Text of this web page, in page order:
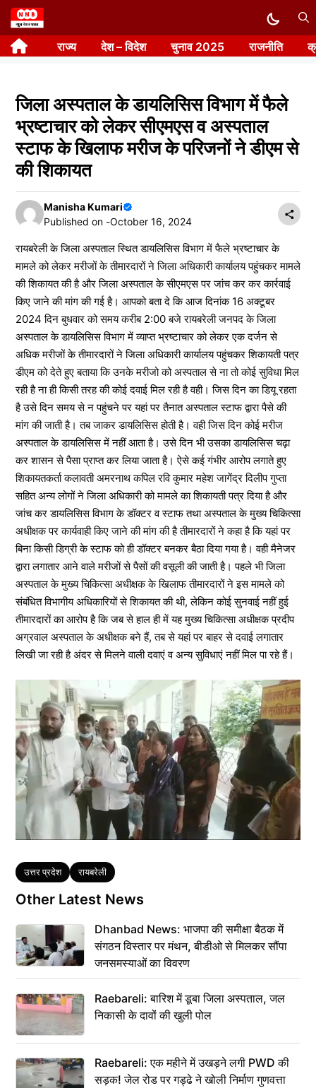
Skip
to
content राज्य देश – विदेश चुनाव 2025 राजनीति
जिला अस्पताल के डायलिसिस विभाग में फैले
भ्रष्टाचार को लेकर सीएमएस व अस्पताल
स्टाफ के खिलाफ मरीज के परिजनों ने डीएम से
की शिकायत
Manisha Kumari
Published on -October 16, 2024
रायबरेली के जिला अस्पताल स्थित डायलिसिस विभाग में फैले भ्रष्टाचार के
मामले को लेकर मरीजों के तीमारदारों ने जिला अधिकारी कार्यालय पहुंचकर मामले
की शिकायत की है और जिला अस्पताल के सीएमएस पर जांच कर कर कार्रवाई
किए जाने की मांग की गई है। आपको बता दे कि आज दिनांक 16 अक्टूबर
2024 दिन बुधवार को समय करीब 2:00 बजे रायबरेली जनपद के जिला
अस्पताल के डायलिसिस विभाग में व्याप्त भ्रष्टाचार को लेकर एक दर्जन से
अधिक मरीजों के तीमारदारों ने जिला अधिकारी कार्यालय पहुंचकर शिकायती पत्र
डीएम को देते हुए बताया कि उनके मरीजो को अस्पताल से ना तो कोई सुविधा मिल
रही है ना ही किसी तरह की कोई दवाई मिल रही है वही। जिस दिन का डियू रहता
है उसे दिन समय से न पहुंचने पर यहां पर तैनात अस्पताल स्टाफ द्वारा पैसे की
मांग की जाती है। तब जाकर डायलिसिस होती है। वही जिस दिन कोई मरीज
अस्पताल के डायलिसिस में नहीं आता है। उसे दिन भी उसका डायलिसिस चढ़ा
कर शासन से पैसा प्राप्त कर लिया जाता है। ऐसे कई गंभीर आरोप लगाते हुए
शिकायतकर्ता कलावती अमरनाथ कपिल रवि कुमार महेश जागेंद्र दिलीप गुप्ता
सहित अन्य लोगों ने जिला अधिकारी को मामले का शिकायती पत्र दिया है और
जांच कर डायलिसिस विभाग के डॉक्टर व स्टाफ तथा अस्पताल के मुख्य चिकित्सा
अधीक्षक पर कार्यवाही किए जाने की मांग की है तीमारदारों ने कहा है कि यहां पर
बिना किसी डिग्री के स्टाफ को ही डॉक्टर बनकर बैठा दिया गया है। वही मैनेजर
द्वारा लगातार आने वाले मरीजों से पैसों की वसूली की जाती है। पहले भी जिला
अस्पताल के मुख्य चिकित्सा अधीक्षक के खिलाफ तीमारदारों ने इस मामले को
संबंधित विभागीय अधिकारियों से शिकायत की थी, लेकिन कोई सुनवाई नहीं हुई
तीमारदारों का आरोप है कि जब से हाल ही में यह मुख्य चिकित्सा अधीक्षक प्रदीप
अग्रवाल अस्पताल के अधीक्षक बने हैं, तब से यहां पर बाहर से दवाई लगातार
लिखी जा रही है अंदर से मिलने वाली दवाएं व अन्य सुविधाएं नहीं मिल पा रहे हैं।
Tags
उत्तर प्रदेश रायबरेली
Other Latest News
Dhanbad News: भाजपा की समीक्षा बैठक में
संगठन विस्तार पर मंथन, बीडीओ से मिलकर सौंपा
जनसमस्याओं का विवरण
Raebareli: बारिश में डूबा जिला अस्पताल, जल
निकासी के दावों की खुली पोल
Raebareli: एक महीने में उखड़ने लगी PWD की
सड़क! जेल रोड पर गड्ढे ने खोली निर्माण गुणवत्ता